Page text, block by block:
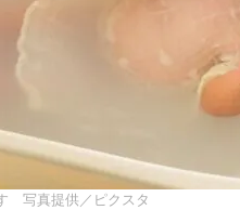
写真提供／ピクスタ